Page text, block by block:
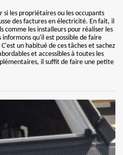
les propriétaires ou les occupants
des factures en électricité. En fait, il
comme les installeurs pour réaliser les
informons qu'il est possible de faire
un habitué de ces tâches et sachez
et accessibles à toutes les
il suffit de faire une petite